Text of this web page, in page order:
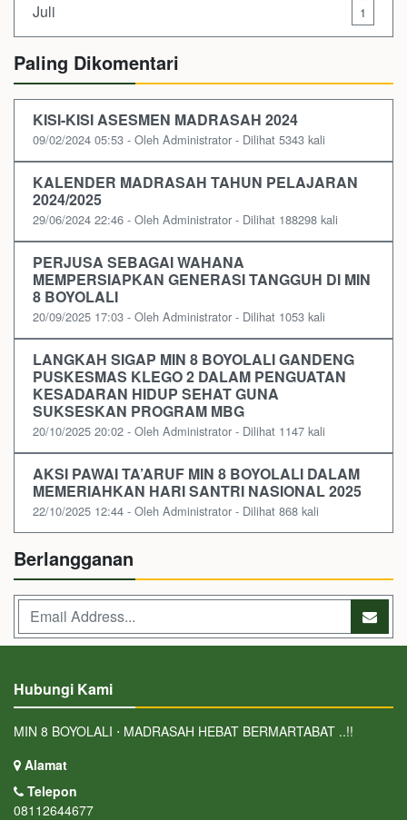
Juli 1
Paling Dikomentari
KISI-KISI ASESMEN MADRASAH 2024
09/02/2024 05:53 - Oleh Administrator - Dilihat 5343 kali
KALENDER MADRASAH TAHUN PELAJARAN
2024/2025
29/06/2024 22:46 - Oleh Administrator - Dilihat 188298 kali
PERJUSA SEBAGAI WAHANA
MEMPERSIAPKAN GENERASI TANGGUH DI MIN
8 BOYOLALI
20/09/2025 17:03 - Oleh Administrator - Dilihat 1053 kali
LANGKAH SIGAP MIN 8 BOYOLALI GANDENG
PUSKESMAS KLEGO 2 DALAM PENGUATAN
KESADARAN HIDUP SEHAT GUNA
SUKSESKAN PROGRAM MBG
20/10/2025 20:02 - Oleh Administrator - Dilihat 1147 kali
AKSI PAWAI TA’ARUF MIN 8 BOYOLALI DALAM
MEMERIAHKAN HARI SANTRI NASIONAL 2025
22/10/2025 12:44 - Oleh Administrator - Dilihat 868 kali
Berlangganan
Hubungi Kami
MIN 8 BOYOLALI ⋅ MADRASAH HEBAT BERMARTABAT ..!!
Alamat
Telepon
08112644677